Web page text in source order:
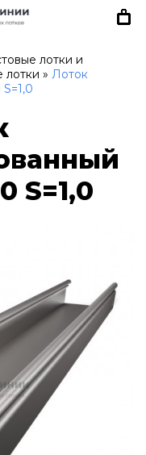
лотки и
» Лоток
S=1,0